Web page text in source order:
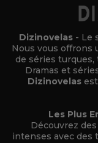
Dizinovelas - Le
Nous vous offrons
de séries
Dramas et
Dizinovelas
Les Plus
Découvrez
intenses avec des